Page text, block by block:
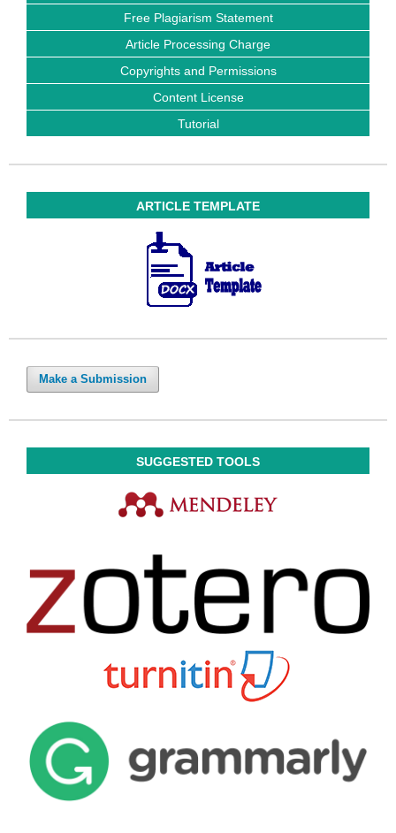
Free Plagiarism Statement
Article Processing Charge
Copyrights and Permissions
Content License
Tutorial
ARTICLE TEMPLATE
Make a Submission
SUGGESTED TOOLS